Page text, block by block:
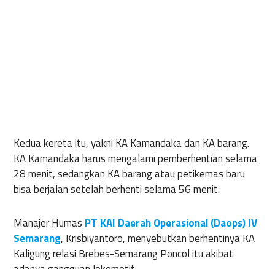
Kedua kereta itu, yakni KA Kamandaka dan KA barang.
KA Kamandaka harus mengalami pemberhentian selama
28 menit, sedangkan KA barang atau petikemas baru
bisa berjalan setelah berhenti selama 56 menit.
Manajer Humas PT KAI Daerah Operasional (Daops) IV
Semarang, Krisbiyantoro, menyebutkan berhentinya KA
Kaligung relasi Brebes-Semarang Poncol itu akibat